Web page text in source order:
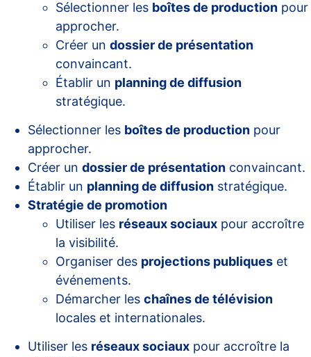
Sélectionner les boîtes de production pour
approcher.
Créer un dossier de présentation
convaincant.
Établir un planning de diffusion
stratégique.
Sélectionner les boîtes de production pour
approcher.
Créer un dossier de présentation convaincant.
Établir un planning de diffusion stratégique.
Stratégie de promotion
Utiliser les réseaux sociaux pour accroître
la visibilité.
Organiser des projections publiques et
événements.
Démarcher les chaînes de télévision
locales et internationales.
Utiliser les réseaux sociaux pour accroître la